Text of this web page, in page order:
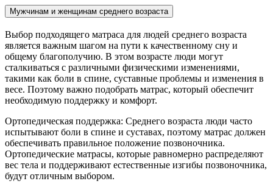
Мужчинам и женщинам среднего возраста
Выбор подходящего матраса для людей среднего возраста
является важным шагом на пути к качественному сну и
общему благополучию. В этом возрасте люди могут
сталкиваться с различными физическими изменениями,
такими как боли в спине, суставные проблемы и изменения в
весе. Поэтому важно подобрать матрас, который обеспечит
необходимую поддержку и комфорт.
Ортопедическая поддержка: Среднего возраста люди часто
испытывают боли в спине и суставах, поэтому матрас должен
обеспечивать правильное положение позвоночника.
Ортопедические матрасы, которые равномерно распределяют
вес тела и поддерживают естественные изгибы позвоночника,
будут отличным выбором.